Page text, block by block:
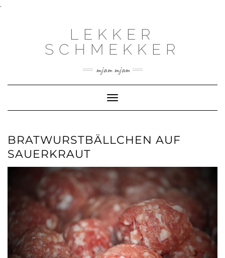
.
LEKKER
SCHMEKKER
mjam mjam
Toggle
Navigation
BRATWURSTBÄLLCHEN AUF
SAUERKRAUT